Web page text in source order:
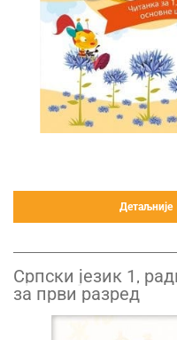
Детаљније
Српски језик 1,
за први разред